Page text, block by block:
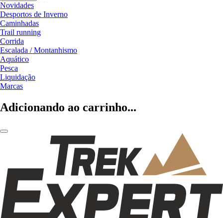
Novidades
Desportos de Inverno
Caminhadas
Trail running
Corrida
Escalada / Montanhismo
Aquático
Pesca
Liquidação
Marcas
Adicionando ao carrinho...